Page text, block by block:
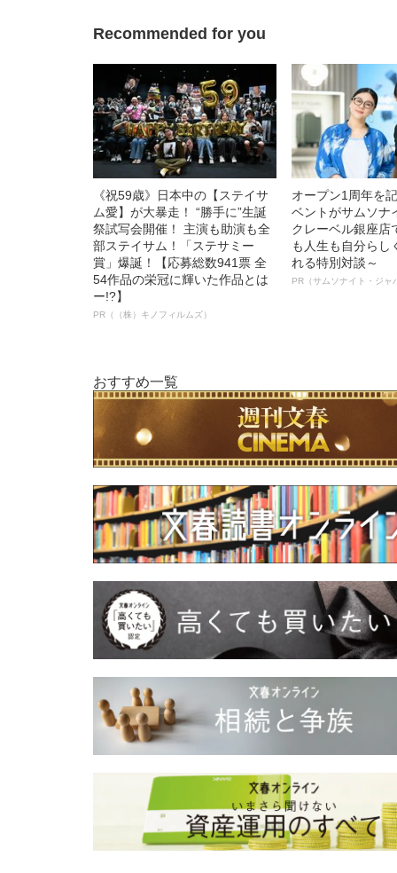
Recommended for you
《祝59歳》日本中の【ステイサ
ム愛】が大暴走！ “勝手に”生誕
祭試写会開催！ 主演も助演も全
部ステイサム！「ステサミー
賞」爆誕！【応募総数941票 全
54作品の栄冠に輝いた作品とは
ー!?】
PR（（株）キノフィルムズ）
オープン1周年を
ベントがサムソナ
クレーベル銀座
も人生も自分らし
れる特別対談～
PR（サムソナイト・ジャ
おすすめ一覧